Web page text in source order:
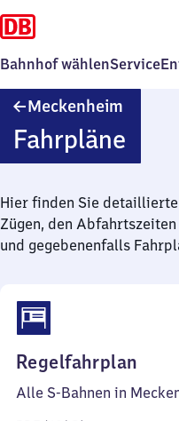
Bahnhof wählenService
Meckenheim
Fahrpläne
Hier finden Sie
Zügen, den
und gegebenenfalls
Regelfahrplan
49
Alle S-Bahnen in